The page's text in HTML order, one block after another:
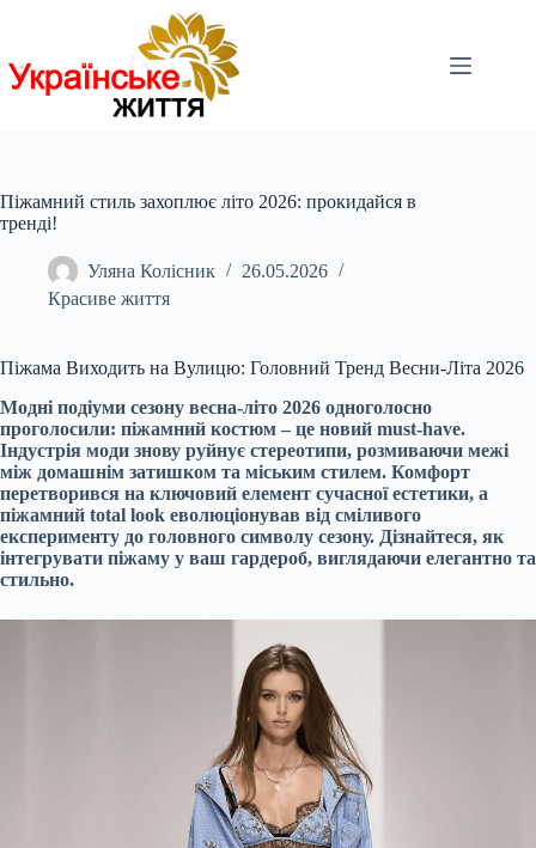
Піжамний стиль захоплює літо 2026: прокидайся в
тренді!
Уляна Колісник
26.05.2026
Красиве життя
Піжама Виходить на Вулицю: Головний Тренд Весни-Літа 2026
Модні подіуми сезону весна-літо 2026 одноголосно
проголосили: піжамний костюм – це новий must-have.
Індустрія моди знову руйнує стереотипи, розмиваючи межі
між домашнім затишком та міським стилем. Комфорт
перетворився на ключовий елемент сучасної естетики, а
піжамний total look еволюціонував від сміливого
експерименту до головного символу сезону. Дізнайтеся, як
інтегрувати піжаму у ваш гардероб, виглядаючи елегантно та
стильно.